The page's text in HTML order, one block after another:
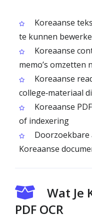
Koreaanse
te kunnen
Koreaanse
memo’s omzetten
Koreaanse
college‑materiaal
Koreaanse
of indexering
Doorzoekbare
Koreaanse
Wat Je
PDF OCR